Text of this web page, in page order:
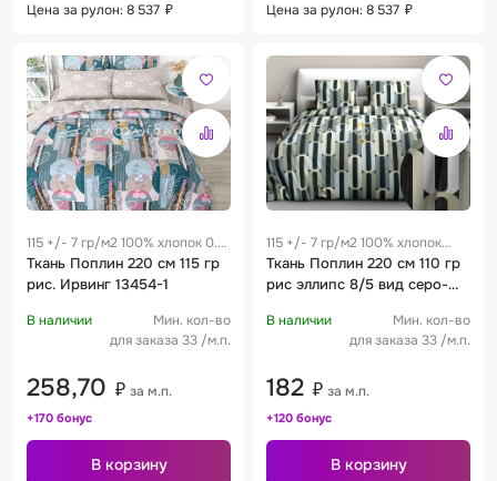
Цена за рулон: 8 537 ₽ Цена за рулон: 8 537 ₽
115 +/- 7 гр/м2 100% хлопок 0.3
м
Ткань Поплин 220 см 115 гр
рис. Ирвинг 13454-1
В наличии
Мин. кол-во
для заказа 33 /м.п.
258,70 ₽ за м.п.
+170 бонус
В корзину
115 +/- 7 гр/м2 100% хлопок
0.28 м
Ткань Поплин 220 см 110 гр
рис эллипс 8/5 вид серо-
В наличии
Мин. кол-во
для заказа 33 /м.п.
182 ₽ за м.п.
+120 бонус
В корзину